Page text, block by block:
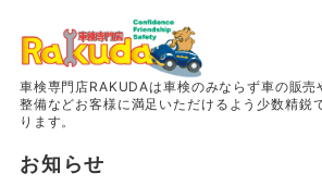
車検専門店RAKUDAは車検のみならず車の販売
整備などお客様に満足いただけるよう少数精鋭
ります。
ホーム
お知らせ